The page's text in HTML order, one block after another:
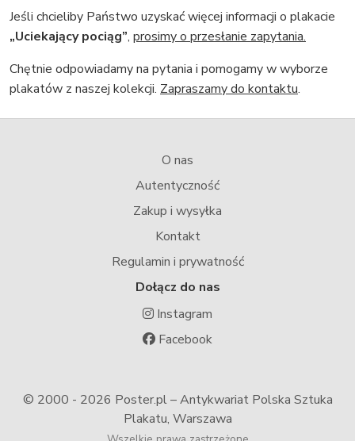
Jeśli chcieliby Państwo uzyskać więcej informacji o plakacie
„Uciekający pociąg”, prosimy o przesłanie zapytania.
Chętnie odpowiadamy na pytania i pomogamy w wyborze
plakatów z naszej kolekcji. Zapraszamy do kontaktu.
O nas
Autentyczność
Zakup i wysyłka
Kontakt
Regulamin i prywatność
Dołącz do nas
Instagram
Facebook
© 2000 - 2026 Poster.pl – Antykwariat Polska Sztuka
Plakatu, Warszawa